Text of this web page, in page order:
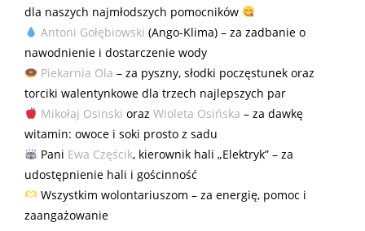
dla naszych najmłodszych pomocników
Antoni Gołębiowski (Ango-Klima) – za zadbanie o
nawodnienie i dostarczenie wody
Piekarnia Ola – za pyszny, słodki poczęstunek oraz
torciki walentynkowe dla trzech najlepszych par
Mikołaj Osinski oraz Wioleta Osińska – za dawkę
witamin: owoce i soki prosto z sadu
Pani Ewa Częścik, kierownik hali „Elektryk” – za
udostępnienie hali i gościnność
Wszystkim wolontariuszom – za energię, pomoc i
zaangażowanie